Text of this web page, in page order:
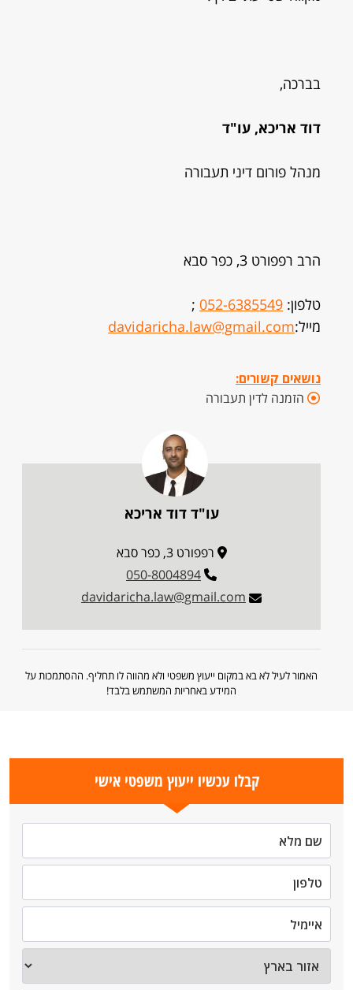
בברכה,
דוד אריכא, עו"ד
מנהל פורום דיני תעבורה
הרב רפפורט 3, כפר סבא
טלפון: 052-6385549
;
מייל:davidaricha.law@gmail.com
נושאים קשורים:
הזמנה לדין תעבורה
עו"ד דוד אריכא
רפפורט 3, כפר סבא
050-8004894
davidaricha.law@gmail.com
האמור לעיל לא בא במקום ייעוץ משפטי ולא מהווה לו תחליף. ההסתמכות על
המידע באחריות המשתמש בלבד!
קבלו עכשיו ייעוץ משפטי אישי